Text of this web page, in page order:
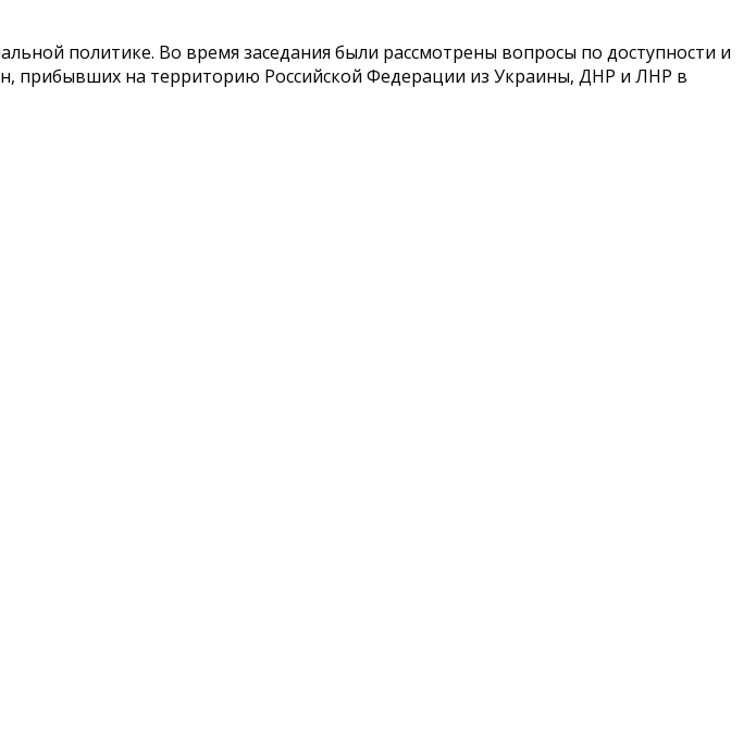
политике. Во время заседания были рассмотрены вопросы по доступности и
прибывших на территорию Российской Федерации из Украины, ДНР и ЛНР в